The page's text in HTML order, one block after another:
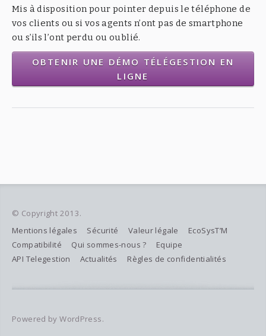
Mis à disposition pour pointer depuis le téléphone de
vos clients ou si vos agents n’ont pas de smartphone
ou s’ils l’ont perdu ou oublié.
OBTENIR UNE DÉMO TÉLÉGESTION EN
LIGNE
© Copyright 2013.
Mentions légales
Sécurité Valeur légale
EcoSysT’M
Compatibilité
Qui sommes-nous ?
Equipe
API Telegestion
Actualités Règles de confidentialités
Powered by WordPress.